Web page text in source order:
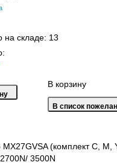
на складе: 13
В корзину
MX27GVSA (комплект C, M,
3500N